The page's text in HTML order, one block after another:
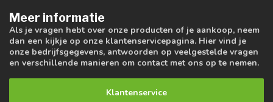
Meer informatie
Als je vragen hebt over onze producten of je aankoop, neem
dan een kijkje op onze klantenservicepagina. Hier vind je
onze bedrijfsgegevens, antwoorden op veelgestelde vragen
en verschillende manieren om contact met ons op te nemen.
Klantenservice